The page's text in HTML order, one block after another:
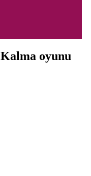
oyunu